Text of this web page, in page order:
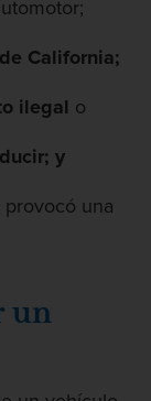
Falsos
al
la Venta
California;
ilegal o
y
una
un